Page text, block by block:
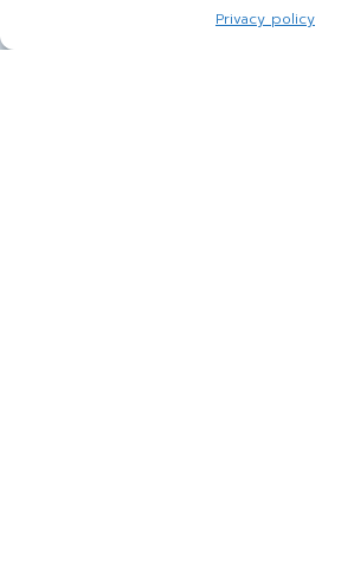
Privacy policy